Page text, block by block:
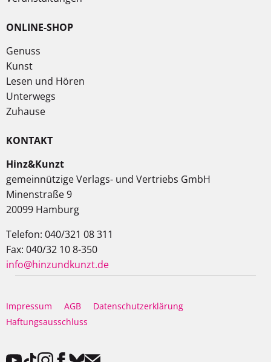
ONLINE-SHOP
Genuss
Kunst
Lesen und Hören
Unterwegs
Zuhause
KONTAKT
Hinz&Kunzt
gemeinnützige Verlags- und Vertriebs GmbH
Minenstraße 9
20099 Hamburg
Telefon: 040/321 08 311
Fax: 040/32 10 8-350
info@hinzundkunzt.de
Impressum AGB
Datenschutzerklärung
Haftungsausschluss